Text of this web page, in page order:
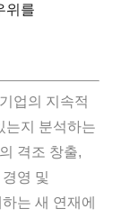
위를
업의 지속적
는지 분석하는
격조 창출,
영 및
는 새 연재에